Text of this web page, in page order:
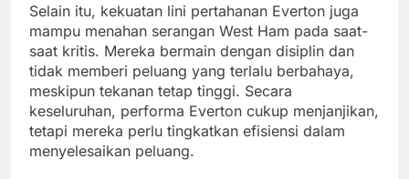
Selain itu, kekuatan lini pertahanan Everton juga
mampu menahan serangan West Ham pada saat-
saat kritis. Mereka bermain dengan disiplin dan
tidak memberi peluang yang terlalu berbahaya,
meskipun tekanan tetap tinggi. Secara
keseluruhan, performa Everton cukup menjanjikan,
tetapi mereka perlu tingkatkan efisiensi dalam
menyelesaikan peluang.